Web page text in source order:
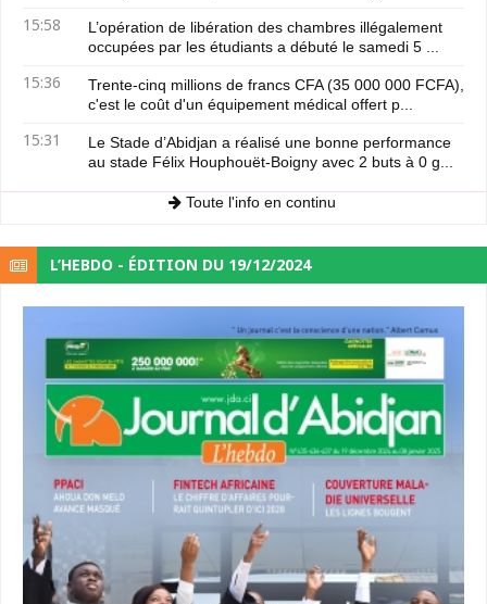
15:58
L’opération de libération des chambres illégalement
occupées par les étudiants a débuté le samedi 5 ...
15:36
Trente-cinq millions de francs CFA (35 000 000 FCFA),
c'est le coût d'un équipement médical offert p...
15:31
Le Stade d’Abidjan a réalisé une bonne performance
au stade Félix Houphouët-Boigny avec 2 buts à 0 g...
Toute l'info en continu
L’HEBDO - ÉDITION DU 19/12/2024